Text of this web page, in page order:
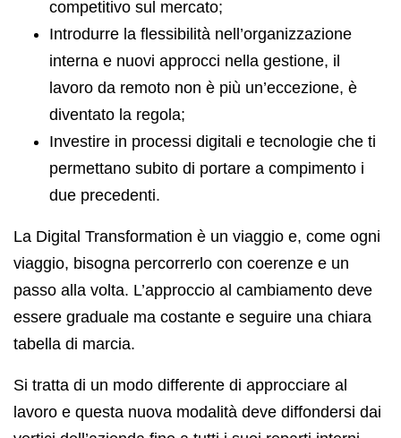
competitivo sul mercato;
Introdurre la flessibilità nell’organizzazione
interna e nuovi approcci nella gestione, il
lavoro da remoto non è più un’eccezione, è
diventato la regola;
Investire in processi digitali e tecnologie che ti
permettano subito di portare a compimento i
due precedenti.
La Digital Transformation è un viaggio e, come ogni
viaggio, bisogna percorrerlo con coerenze e un
passo alla volta. L’approccio al cambiamento deve
essere graduale ma costante e seguire una chiara
tabella di marcia.
Si tratta di un modo differente di approcciare al
lavoro e questa nuova modalità deve diffondersi dai